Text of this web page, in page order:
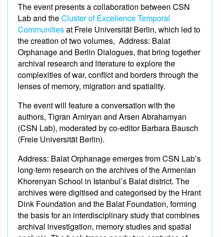
The event presents a collaboration between CSN
Lab and theCluster of Excellence Temporal
Communitiesat Freie Universität Berlin, which led to
the creation of two volumes, Address: Balat
Orphanage and Berlin Dialogues, that bring together
archival research and literature to explore the
complexities of war, conflict and borders through the
lenses of memory, migration and spatiality.
The event will feature a conversation with the
authors, Tigran Amiryan and Arsen Abrahamyan
(CSN Lab), moderated by co-editor Barbara Bausch
(Freie Universität Berlin).
Address: Balat Orphanage emerges from CSN Lab’s
long-term research on the archives of the Armenian
Khorenyan School in Istanbul’s Balat district. The
archives were digitised and categorised by the Hrant
Dink Foundation and the Balat Foundation, forming
the basis for an interdisciplinary study that combines
archival investigation, memory studies and spatial